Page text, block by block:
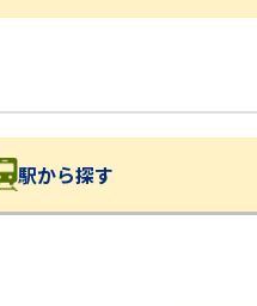
駅から探す